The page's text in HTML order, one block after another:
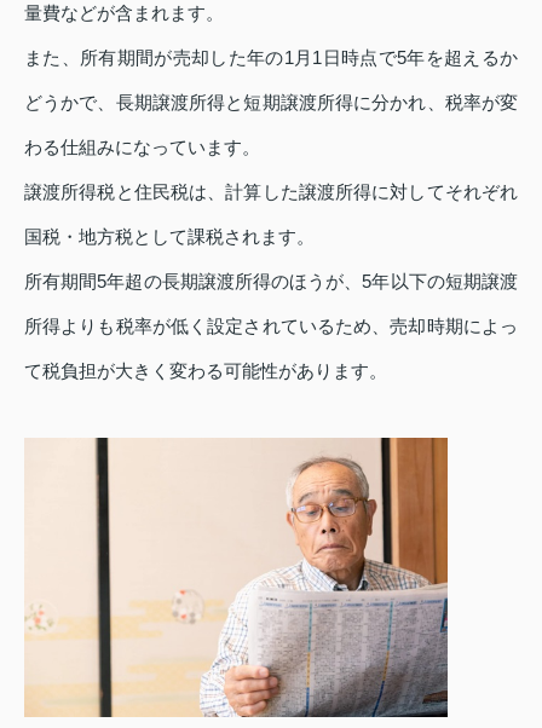
量費などが含まれます。
また、所有期間が売却した年の1月1日時点で5年を超えるか
どうかで、長期譲渡所得と短期譲渡所得に分かれ、税率が変
わる仕組みになっています。
譲渡所得税と住民税は、計算した譲渡所得に対してそれぞれ
国税・地方税として課税されます。
所有期間5年超の長期譲渡所得のほうが、5年以下の短期譲渡
所得よりも税率が低く設定されているため、売却時期によっ
て税負担が大きく変わる可能性があります。